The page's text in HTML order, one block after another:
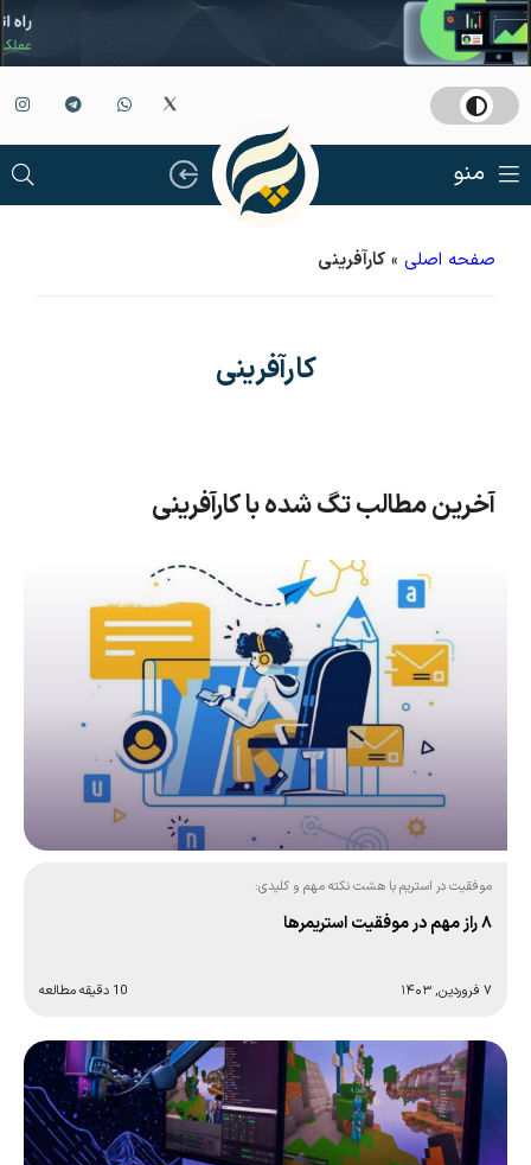
منو
صفحه اصلی » کارآفرینی
کارآفرینی
آخرین مطالب تگ شده با کارآفرینی
موفقیت در استریم با هشت نکته مهم و کلیدی:
۸ راز مهم در موفقیت استریمرها
۷ فروردین, ۱۴۰۳ 10 دقیقه مطالعه